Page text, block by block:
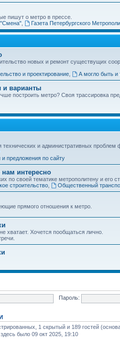
пишут о метро в прессе.
"Смена", Газета Петербургского
новых и ремонт существущих
и проектирование, А могло быть и
варианты
построить метро? Своя трассировка
технических и административных
предложения по сайту
интересно
по своей тематике метрополитену и его
строительство, Общественный
прямого отношения к метро.
хватает. Хочется пообщаться лично.
Пароль:
1 скрытый и 189 гостей
было 09 окт 2025, 19:10